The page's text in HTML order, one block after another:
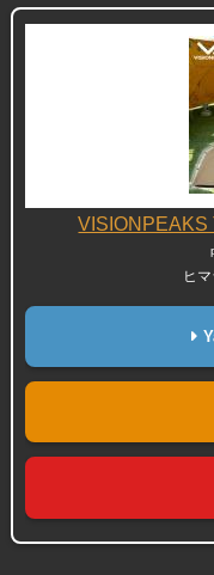
VISIONPEAKS
ヒ